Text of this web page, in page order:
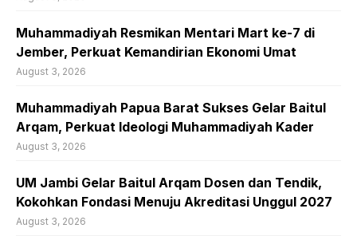
Muhammadiyah Resmikan Mentari Mart ke-7 di
Jember, Perkuat Kemandirian Ekonomi Umat
August 3, 2026
Muhammadiyah Papua Barat Sukses Gelar Baitul
Arqam, Perkuat Ideologi Muhammadiyah Kader
August 3, 2026
UM Jambi Gelar Baitul Arqam Dosen dan Tendik,
Kokohkan Fondasi Menuju Akreditasi Unggul 2027
August 3, 2026